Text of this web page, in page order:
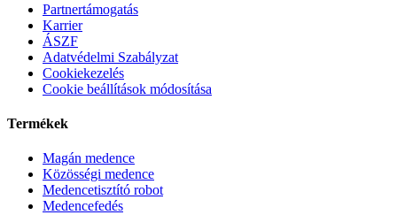
Partnertámogatás
Karrier
ÁSZF
Adatvédelmi Szabályzat
Cookiekezelés
Cookie beállítások módosítása
Termékek
Magán medence
Közösségi medence
Medencetisztító robot
Medencefedés